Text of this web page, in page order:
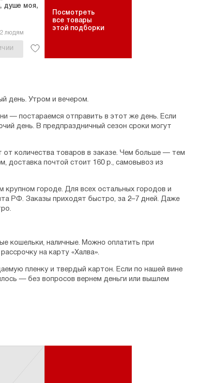
душе моя,
людям
Посмотреть
все товары
этой подборки
день. Утром и вечером.
— постараемся отправить в этот же день. Если
день. В предпраздничный сезон сроки могут
от количества товаров в заказе. Чем больше — тем
доставка почтой стоит 160 р., самовывоз из
крупном городе. Для всех остальных городов и
РФ. Заказы приходят быстро, за 2–7 дней. Даже
кошельки, наличные. Можно оплатить при
на карту «Халва».
пленку и твердый картон. Если по нашей вине
— без вопросов вернем деньги или вышлем